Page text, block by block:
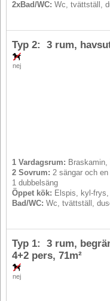
2xBad/WC: Wc, tvättställ,
nej
Typ 2: 3 rum,
1 Vardagsrum: Braskamin,
2 Sovrum: 2 sängar och
1 dubbelsäng
Öppet kök: Elspis, kyl-
Bad/WC: Wc, tvättställ,
nej
Typ 1: 3 rum,
4+2 pers, 71m²